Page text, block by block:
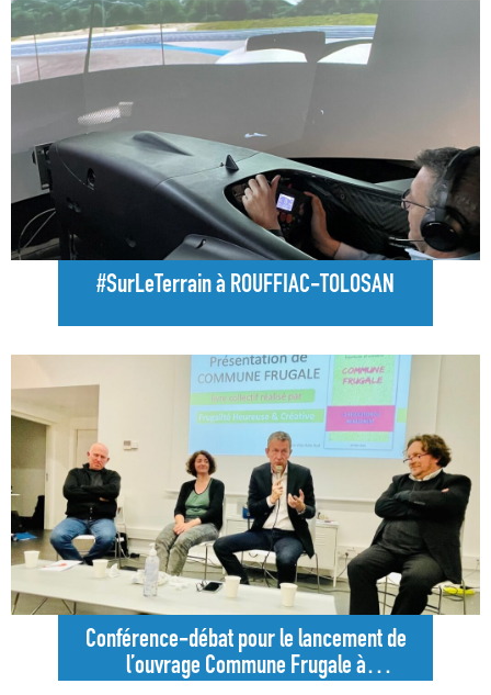
#SurLeTerrain à ROUFFIAC-TOLOSAN
Conférence-débat pour le lancement de
l’ouvrage Commune Frugale à